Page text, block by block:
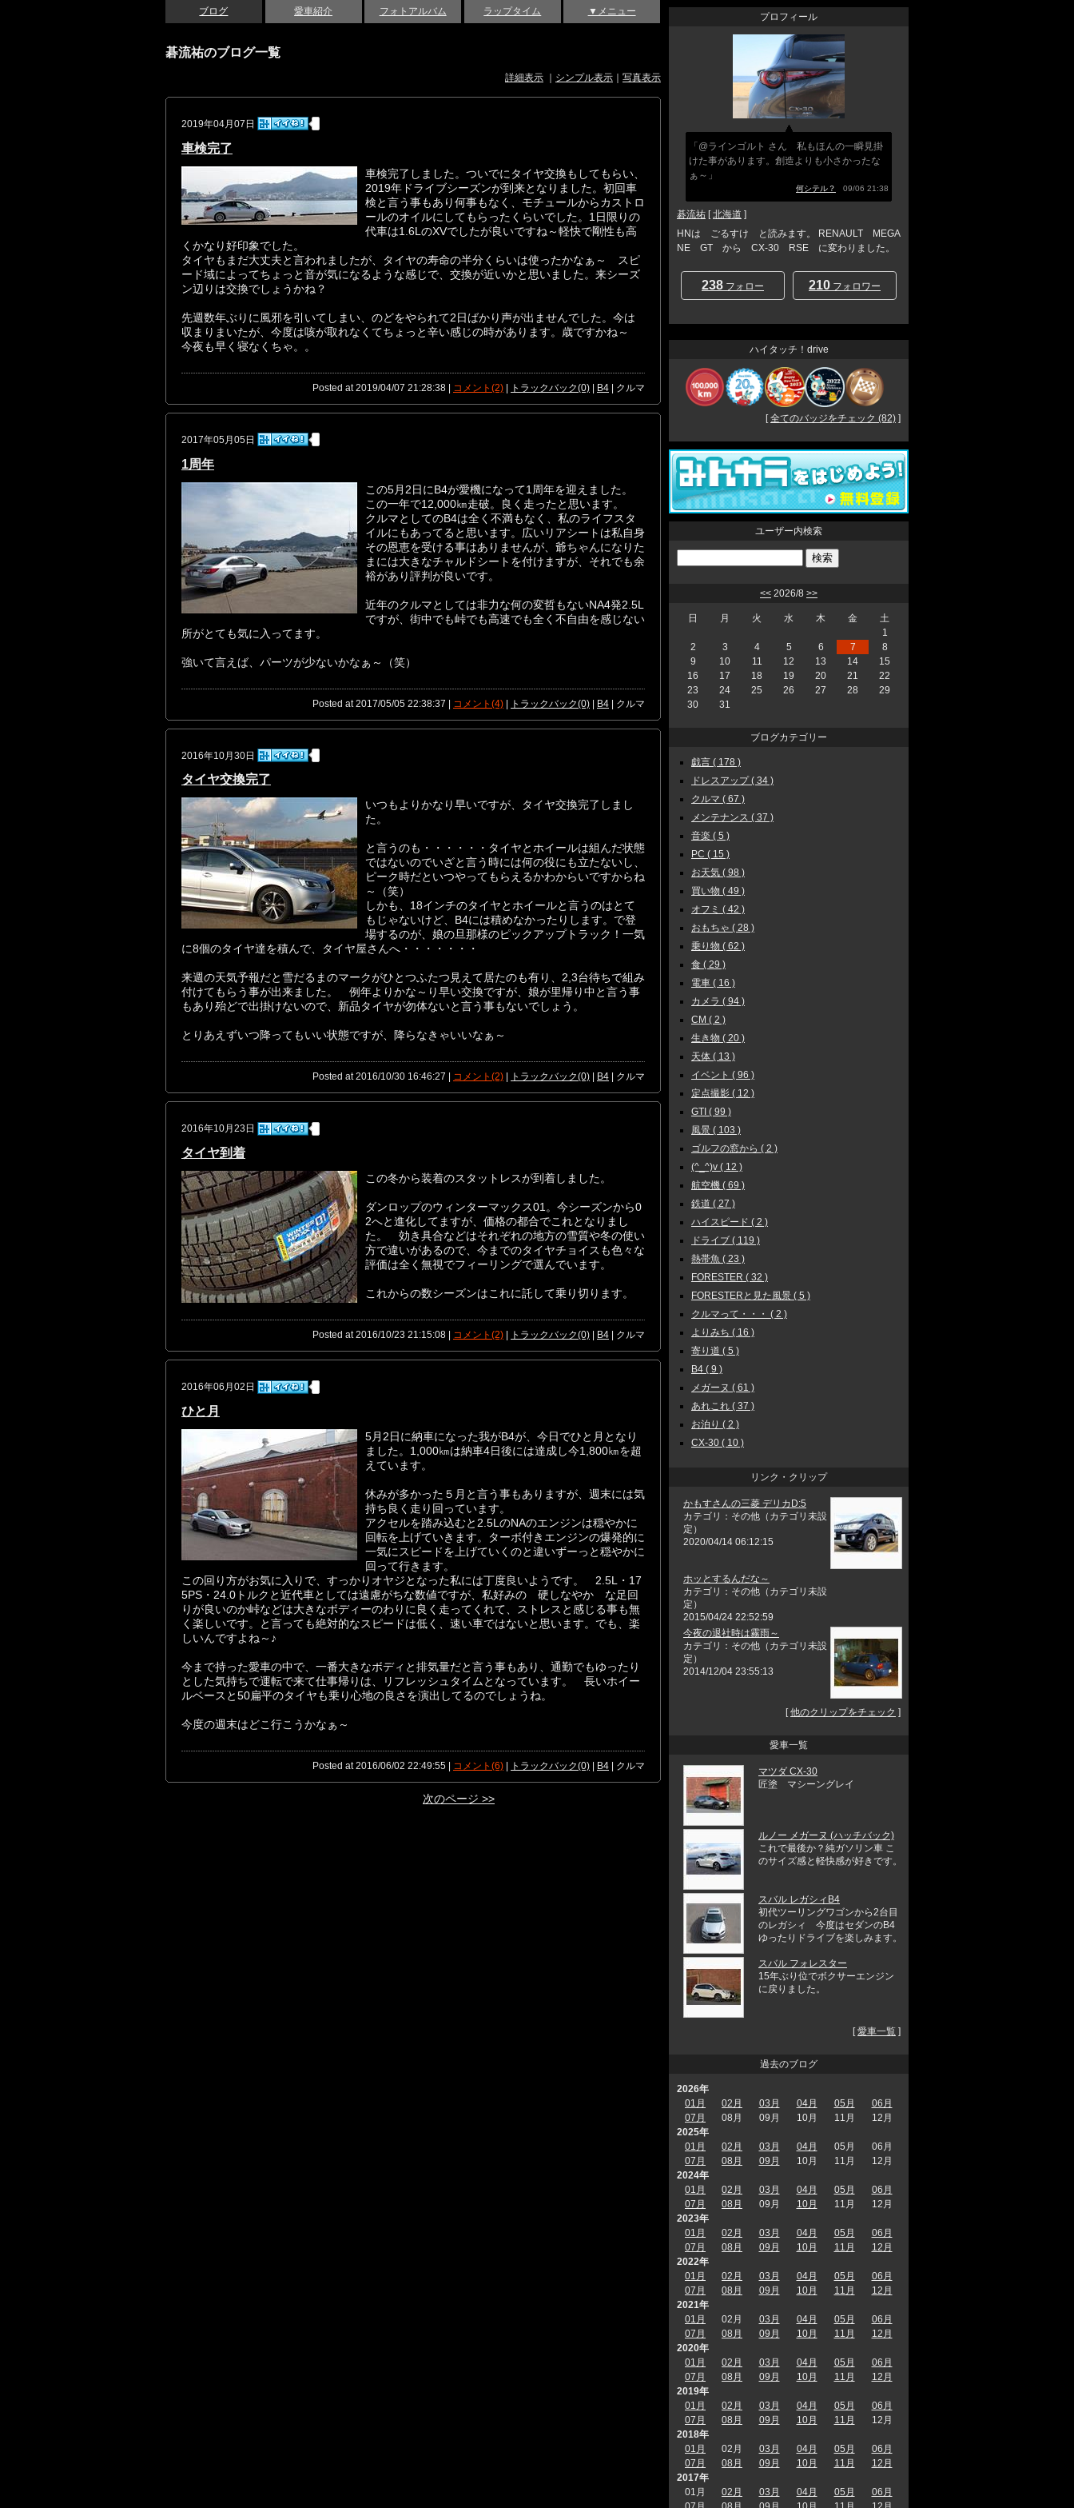
ブログ 愛車紹介 フォトアルバム ラップタイム ▼メニュー
碁流祐のブログ一覧
詳細表示 シンプル表示 写真表示
2019年04月07日
車検完了
車検完了しました。ついでにタイヤ交換もしてもらい、
2019年ドライブシーズンが到来となりました。初回車
検と言う事もあり何事もなく、モチュールからカストロ
ールのオイルにしてもらったくらいでした。1日限りの
代車は1.6LのXVでしたが良いですね～軽快で剛性も高
くかなり好印象でした。
タイヤもまだ大丈夫と言われましたが、タイヤの寿命の半分くらいは使ったかなぁ～ スピ
ード域によってちょっと音が気になるような感じで、交換が近いかと思いました。来シーズ
ン辺りは交換でしょうかね？
先週数年ぶりに風邪を引いてしまい、のどをやられて2日ばかり声が出ませんでした。今は
収まりまいたが、今度は咳が取れなくてちょっと辛い感じの時があります。歳ですかね～
今夜も早く寝なくちゃ。。
Posted at 2019/04/07 21:28:38 | コメント(2) | トラックバック(0) | B4 | クルマ
2017年05月05日
1周年
この5月2日にB4が愛機になって1周年を迎えました。
この一年で12,000㎞走破。良く走ったと思います。
クルマとしてのB4は全く不満もなく、私のライフスタ
イルにもあってると思います。広いリアシートは私自身
その恩恵を受ける事はありませんが、爺ちゃんになりた
まには大きなチャルドシートを付けますが、それでも余
裕があり評判が良いです。
近年のクルマとしては非力な何の変哲もないNA4発2.5L
ですが、街中でも峠でも高速でも全く不自由を感じない
所がとても気に入ってます。
強いて言えば、パーツが少ないかなぁ～（笑）
Posted at 2017/05/05 22:38:37 | コメント(4) | トラックバック(0) | B4 | クルマ
2016年10月30日
タイヤ交換完了
いつもよりかなり早いですが、タイヤ交換完了しまし
た。
と言うのも・・・・・・タイヤとホイールは組んだ状態
ではないのでいざと言う時には何の役にも立たないし、
ピーク時だといつやってもらえるかわからいですからね
～（笑）
しかも、18インチのタイヤとホイールと言うのはとて
もじゃないけど、B4には積めなかったりします。で登
場するのが、娘の旦那様のピックアップトラック！一気
に8個のタイヤ達を積んで、タイヤ屋さんへ・・・・・・・
来週の天気予報だと雪だるまのマークがひとつふたつ見えて居たのも有り、2,3台待ちで組み
付けてもらう事が出来ました。 例年よりかな～り早い交換ですが、娘が里帰り中と言う事
もあり殆どで出掛けないので、新品タイヤが勿体ないと言う事もないでしょう。
とりあえずいつ降ってもいい状態ですが、降らなきゃいいなぁ～
Posted at 2016/10/30 16:46:27 | コメント(2) トラックバック(0) B4 | クルマ
2016年10月23日
タイヤ到着
この冬から装着のスタットレスが到着しました。
ダンロップのウィンターマックス01。今シーズンから0
2へと進化してますが、価格の都合でこれとなりまし
た。 効き具合などはそれぞれの地方の雪質や冬の使い
方で違いがあるので、今までのタイヤチョイスも色々な
評価は全く無視でフィーリングで選んでいます。
これからの数シーズンはこれに託して乗り切ります。
Posted at 2016/10/23 21:15:08 | コメント(2) トラックバック(0) B4 | クルマ
2016年06月02日
ひと月
5月2日に納車になった我がB4が、今日でひと月となり
ました。1,000㎞は納車4日後には達成し今1,800㎞を超
えています。
休みが多かった５月と言う事もありますが、週末には気
持ち良く走り回っています。
アクセルを踏み込むと2.5LのNAのエンジンは穏やかに
回転を上げていきます。ターボ付きエンジンの爆発的に
一気にスピードを上げていくのと違いずーっと穏やかに
回って行きます。
この回り方がお気に入りで、すっかりオヤジとなった私には丁度良いようです。 2.5L・17
5PS・24.0トルクと近代車としては遠慮がちな数値ですが、私好みの 硬しなやか な足回
りが良いのか峠などは大きなボディーのわりに良く走ってくれて、ストレスと感じる事も無
く楽しいです。と言っても絶対的なスピードは低く、速い車ではないと思います。でも、楽
しいんですよね～♪
今まで持った愛車の中で、一番大きなボディと排気量だと言う事もあり、通勤でもゆったり
とした気持ちで運転で来て仕事帰りは、リフレッシュタイムとなっています。 長いホイー
ルベースと50扁平のタイヤも乗り心地の良さを演出してるのでしょうね。
今度の週末はどこ行こうかなぁ～
Posted at 2016/06/02 22:49:55 | コメント(6) トラックバック(0) B4 | クルマ
次のページ >>
プロフィール
「@ラインゴルト さん 私もほんの一瞬見掛
けた事があります。創造よりも小さかったな
ぁ～」
何シテル？ 09/06 21:38
碁流祐 [北海道 ]
HNは ごるすけ と読みます。 RENAULT MEGA
NE GT から CX-30 RSE に変わりました。
238 フォロー 210 フォロワー
ハイタッチ！drive
[全てのバッジをチェック (82) ]
ユーザー内検索
<< 2026/8 >>
日 月 火 水 木 金
土
1
2
3 4 5 6 7
8
9
10 11 12 13 14
15
16
17 18 19 20 21
22
23
24 25 26 27 28
29
30
31
ブログカテゴリー
戯言 ( 178 )
ドレスアップ ( 34 )
クルマ ( 67 )
メンテナンス ( 37 )
音楽 ( 5 )
PC ( 15 )
お天気 ( 98 )
買い物 ( 49 )
オフミ ( 42 )
おもちゃ ( 28 )
乗り物 ( 62 )
食 ( 29 )
電車 ( 16 )
カメラ ( 94 )
CM ( 2 )
生き物 ( 20 )
天体 ( 13 )
イベント ( 96 )
定点撮影 ( 12 )
GTI ( 99 )
風景 ( 103 )
ゴルフの窓から ( 2 )
(^_^)v ( 12 )
航空機 ( 69 )
鉄道 ( 27 )
ハイスピード ( 2 )
ドライブ ( 119 )
熱帯魚 ( 23 )
FORESTER ( 32 )
FORESTERと見た風景 ( 5 )
クルマって・・・ ( 2 )
よりみち ( 16 )
寄り道 ( 5 )
B4 ( 9 )
メガーヌ ( 61 )
あれこれ ( 37 )
お泊り ( 2 )
CX-30 ( 10 )
リンク・クリップ
かもすさんの三菱 デリカD:5
カテゴリ：その他（カテゴリ未設
定）
2020/04/14 06:12:15
ホッとするんだな～
カテゴリ：その他（カテゴリ未設
定）
2015/04/24 22:52:59
今夜の退社時は霧雨～
カテゴリ：その他（カテゴリ未設
定）
2014/12/04 23:55:13
[他のクリップをチェック ]
愛車一覧
マツダ CX-30
匠塗 マシーングレイ
ルノー メガーヌ (ハッチバック)
これで最後か？純ガソリン車 こ
のサイズ感と軽快感が好きです。
スバル レガシィB4
初代ツーリングワゴンから2台目
のレガシィ 今度はセダンのB4
ゆったりドライブを楽しみます。
スバル フォレスター
15年ぶり位でボクサーエンジン
に戻りました。
[愛車一覧 ]
過去のブログ
2026年
01月
02月 03月 04月 05月
06月
07月
08月 09月 10月 11月
12月
2025年
01月
02月 03月 04月 05月
06月
07月
08月 09月 10月 11月
12月
2024年
01月
02月 03月 04月 05月
06月
07月
08月 09月 10月 11月
12月
2023年
01月
02月 03月 04月 05月
06月
07月
08月 09月 10月 11月
12月
2022年
01月
02月 03月 04月 05月
06月
07月
08月 09月 10月 11月
12月
2021年
01月
02月 03月 04月 05月
06月
07月
08月 09月 10月 11月
12月
2020年
01月
02月 03月 04月 05月
06月
07月
08月 09月 10月 11月
12月
2019年
01月
02月 03月 04月 05月
06月
07月
08月 09月 10月 11月
12月
2018年
01月
02月 03月 04月 05月
06月
07月
08月 09月 10月 11月
12月
2017年
01月
02月 03月 04月 05月
06月